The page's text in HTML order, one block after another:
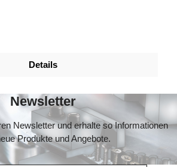
Details
Newsletter
Newsletter und erhalte so Informationen
Produkte und Angebote.